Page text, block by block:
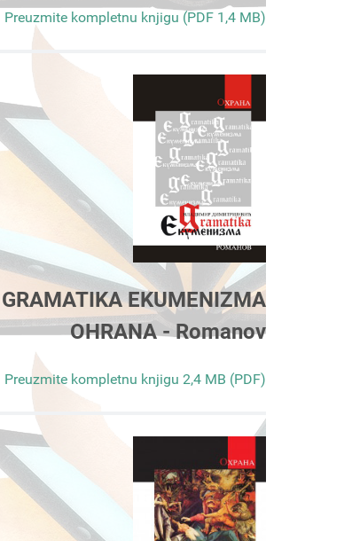
Preuzmite kompletnu knjigu (PDF 1,4 MB)
GRAMATIKA EKUMENIZMA
OHRANA - Romanov
Preuzmite kompletnu knjigu 2,4 MB (PDF)